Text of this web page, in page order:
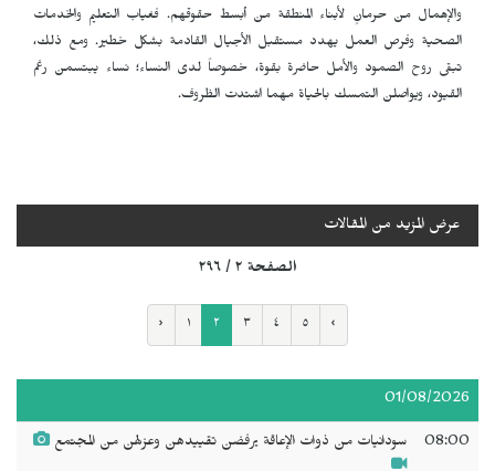
والإهمال من حرمانٍ لأبناء المنطقة من أبسط حقوقهم. فغياب التعليم والخدمات
الصحية وفرص العمل يهدد مستقبل الأجيال القادمة بشكل خطير. ومع ذلك،
تبقى روح الصمود والأمل حاضرة بقوة، خصوصاً لدى النساء؛ نساء يبتسمن رغم
القيود، ويواصلن التمسك بالحياة مهما اشتدت الظروف.
عرض المزيد من المقالات
الصفحة ٢ / ٢٩٦
‹ ١ ٢ ٣ ٤ ٥ ›
01/08/2026
08:00 سودانيات من ذوات الإعاقة يرفضن تقييدهن وعزلهن من المجتمع